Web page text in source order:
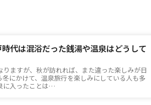
代は混浴だった銭湯や温泉はどうして
ますが、秋が訪れれば、また違った楽しみが日
にかけて、温泉旅行を楽しみにしている人も多
に入ったことは…